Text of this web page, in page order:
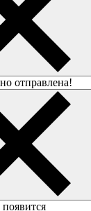
отправлена!